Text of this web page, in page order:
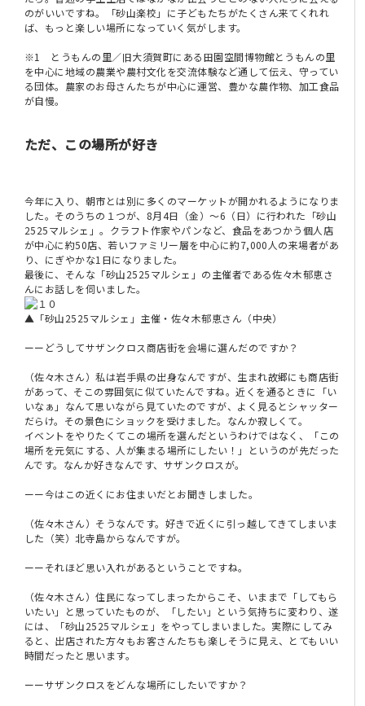
のがいいですね。「砂山楽校」に子どもたちがたくさん来てくれれ
ば、もっと楽しい場所になっていく気がします。
※1 とうもんの里／旧大須賀町にある田園空間博物館とうもんの里
を中心に地域の農業や農村文化を交流体験など通して伝え、守ってい
る団体。農家のお母さんたちが中心に運営、豊かな農作物、加工食品
が自慢。
ただ、この場所が好き
今年に入り、朝市とは別に多くのマーケットが開かれるようになりま
した。そのうちの１つが、8月4日（金）〜6（日）に行われた「砂山
2525マルシェ」。クラフト作家やパンなど、食品をあつかう個人店
が中心に約50店、若いファミリー層を中心に約7,000人の来場者があ
り、にぎやかな1日になりました。
最後に、そんな「砂山2525マルシェ」の主催者である佐々木郁恵さ
んにお話しを伺いました。
▲「砂山2525マルシェ」主催・佐々木郁恵さん（中央）
ーーどうしてサザンクロス商店街を会場に選んだのですか？
（佐々木さん）私は岩手県の出身なんですが、生まれ故郷にも商店街
があって、そこの雰囲気に似ていたんですね。近くを通るときに「い
いなぁ」なんて思いながら見ていたのですが、よく見るとシャッター
だらけ。その景色にショックを受けました。なんか寂しくて。
イベントをやりたくてこの場所を選んだというわけではなく、「この
場所を元気にする、人が集まる場所にしたい！」というのが先だった
んです。なんか好きなんです、サザンクロスが。
ーー今はこの近くにお住まいだとお聞きしました。
（佐々木さん）そうなんです。好きで近くに引っ越してきてしまいま
した（笑）北寺島からなんですが。
ーーそれほど思い入れがあるということですね。
（佐々木さん）住民になってしまったからこそ、いままで「してもら
いたい」と思っていたものが、「したい」という気持ちに変わり、遂
には、「砂山2525マルシェ」をやってしまいました。実際にしてみ
ると、出店された方々もお客さんたちも楽しそうに見え、とてもいい
時間だったと思います。
ーーサザンクロスをどんな場所にしたいですか？